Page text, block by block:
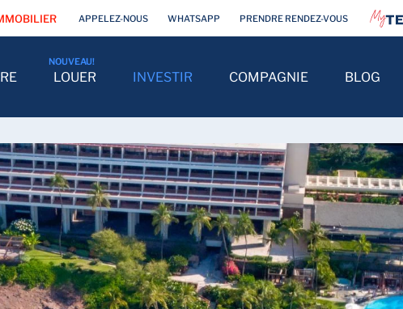
LOUER INVESTIR COMPAGNIE BLOG
APPELEZ-NOUS WHATSAPP PRENDRE RENDEZ-VOUS